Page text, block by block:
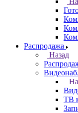
Распродажа
Назад
ТВ